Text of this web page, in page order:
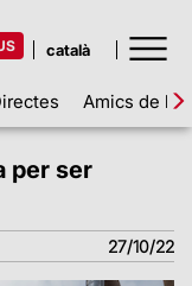
Amics de la
per ser
27/10/22